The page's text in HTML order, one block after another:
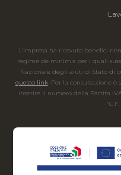
L'impresa ha ricevuto benefici
regime de minimis per i quali
Nazionale degli aiuti di Stato di
questo link. Per la consultazione è
inserire il numero della Partita